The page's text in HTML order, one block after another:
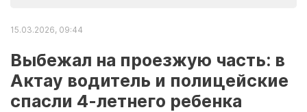
15.03.2026, 09:44
Выбежал на проезжую часть: в
Актау водитель и полицейские
спасли 4-летнего ребенка